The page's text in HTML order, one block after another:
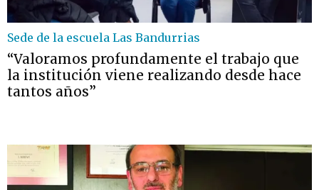
Sede de la escuela Las Bandurrias
“Valoramos profundamente el trabajo que
la institución viene realizando desde hace
tantos años”